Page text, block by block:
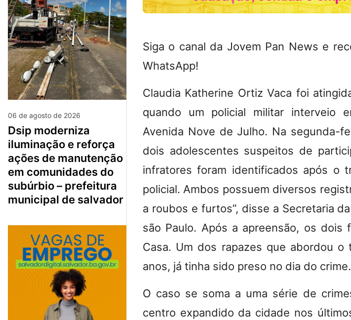
06 de agosto de 2026
dsip moderniza
iluminação e reforça
ações de manutenção
em comunidades do
subúrbio – prefeitura
municipal de salvador
Siga o canal da Jovem Pan News e
WhatsApp!
Claudia Katherine Ortiz Vaca foi
quando um policial militar interveio
Avenida Nove de Julho. Na segunda-
dois adolescentes suspeitos de
infratores foram identificados após o
policial. Ambos possuem diversos
a roubos e furtos”, disse a Secretaria
são Paulo. Após a apreensão, os dois
Casa. Um dos rapazes que abordou
anos, já tinha sido preso no dia do crime.
O caso se soma a uma série de
centro expandido da cidade nos